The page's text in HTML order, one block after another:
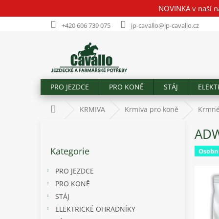
NOVINKA v naší
+420 606 739 075 jp-cavallo@jp-cavallo.cz
PRO JEZDCE PRO KONĚ STÁJ
Domů KRMIVA Krmiva pro koně
kategorie
Kategorie
PRO JEZDCE
PRO KONĚ
STÁJ
ELEKTRICKÉ OHRADNÍKY